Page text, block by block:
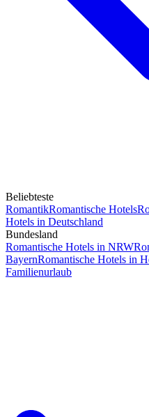
Beliebteste
RomantikRomantische Hotels
Hotels in Deutschland
Bundesland
Romantische Hotels in NRW
BayernRomantische Hotels in
Familienurlaub